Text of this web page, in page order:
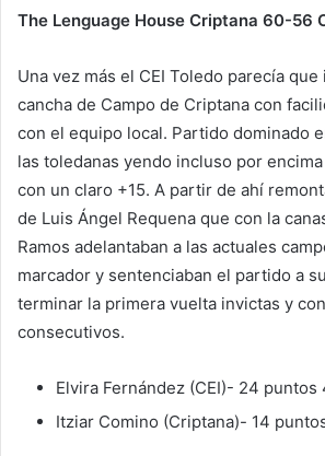
The Lenguage House Criptana 60-56
Una vez más el CEI Toledo parecía que
cancha de Campo de Criptana con
con el equipo local. Partido dominado
las toledanas yendo incluso por
con un claro +15. A partir de ahí
de Luis Ángel Requena que con la
Ramos adelantaban a las actuales
marcador y sentenciaban el partido a
terminar la primera vuelta invictas y
consecutivos.
Elvira Fernández (CEI)- 24 puntos
Itziar Comino (Criptana)- 14